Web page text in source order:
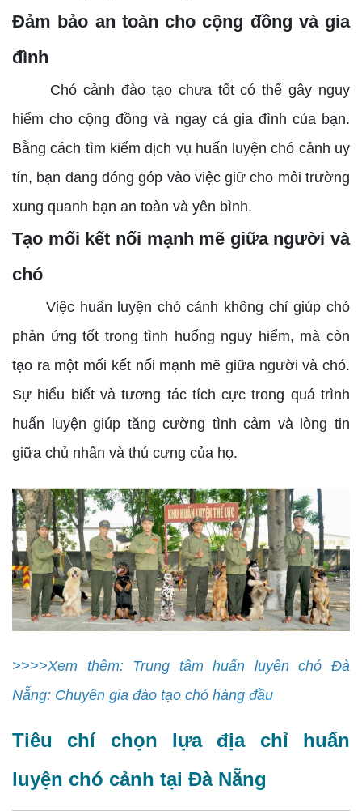
Đảm bảo an toàn cho cộng đồng và gia
đình
Chó cảnh đào tạo chưa tốt có thể gây nguy
hiểm cho cộng đồng và ngay cả gia đình của bạn.
Bằng cách tìm kiếm dịch vụ huấn luyện chó cảnh uy
tín, bạn đang đóng góp vào việc giữ cho môi trường
xung quanh bạn an toàn và yên bình.
Tạo mối kết nối mạnh mẽ giữa người và
chó
Việc huấn luyện chó cảnh không chỉ giúp chó
phản ứng tốt trong tình huống nguy hiểm, mà còn
tạo ra một mối kết nối mạnh mẽ giữa người và chó.
Sự hiểu biết và tương tác tích cực trong quá trình
huấn luyện giúp tăng cường tình cảm và lòng tin
giữa chủ nhân và thú cưng của họ.
>>>>Xem thêm: Trung tâm huấn luyện chó Đà
Nẵng: Chuyên gia đào tạo chó hàng đầu
Tiêu chí chọn lựa địa chỉ huấn
luyện chó cảnh tại Đà Nẵng